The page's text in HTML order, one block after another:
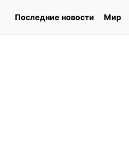
Последние новости Мир